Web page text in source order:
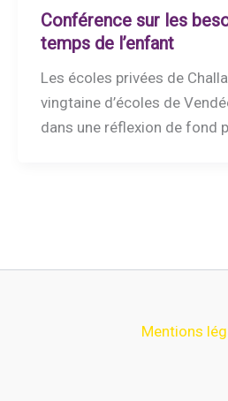
Conférence sur les
temps de l’enfant
Les écoles privées de
vingtaine d’écoles de
dans une réflexion de fond
Mentions